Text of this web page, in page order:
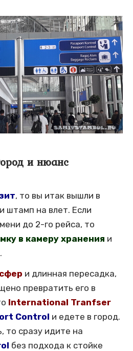
и нюанс
, то вы итак вышли в
штамп на влет. Если
до 2-го рейса, то
в камеру хранения и
и длинная пересадка,
превратить его в
International Tranfser
Control и едете в город.
то сразу идите на
без подхода к стойке